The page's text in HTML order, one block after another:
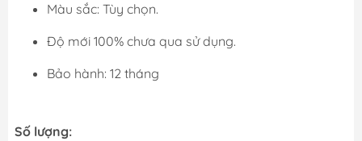
Màu sắc: Tùy chọn.
Độ mới 100% chưa qua sử dụng.
Bảo hành: 12 tháng
Số lượng: